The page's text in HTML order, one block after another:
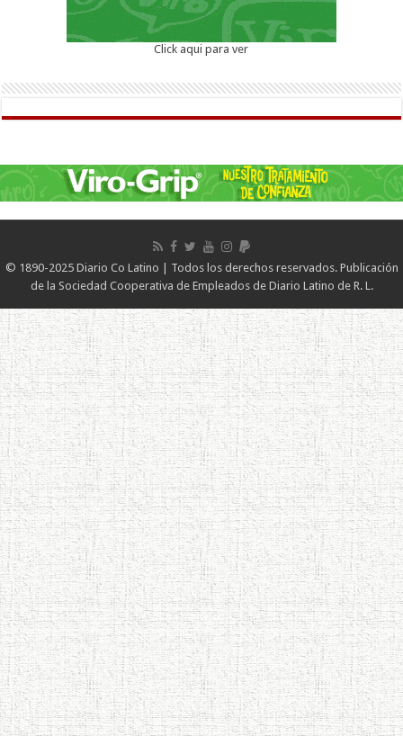
Click aqui para ver
© 1890-2025 Diario Co Latino | Todos los derechos reservados. Publicación
de la Sociedad Cooperativa de Empleados de Diario Latino de R. L.